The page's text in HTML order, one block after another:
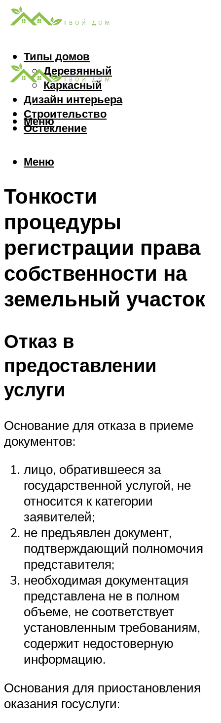
Типы домов
Деревянный
Каркасный
Дизайн интерьера
Строительство
Остекление
Меню
Меню
Тонкости
процедуры
регистрации права
собственности на
земельный участок
Отказ в
предоставлении
услуги
Основание для отказа в приеме
документов:
лицо, обратившееся за
государственной услугой, не
относится к категории
заявителей;
не предъявлен документ,
подтверждающий полномочия
представителя;
необходимая документация
представлена не в полном
объеме, не соответствует
установленным требованиям,
содержит недостоверную
информацию.
Основания для приостановления
оказания госуслуги: